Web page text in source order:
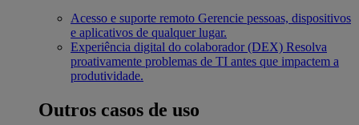
Acesso e suporte remoto Gerencie pessoas, dispositivos
e aplicativos de qualquer lugar.
Experiência digital do colaborador (DEX) Resolva
proativamente problemas de TI antes que impactem a
produtividade.
Outros casos de uso